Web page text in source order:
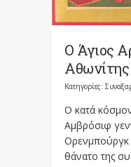
Ο Άγιος
Αθωνίτης
Κατηγορίες:
Ο κατά
Αμβρόσιφ
θάνατο της